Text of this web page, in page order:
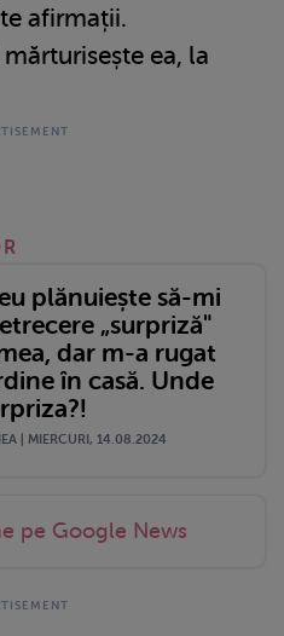
afirmații.
mărturisește ea, la
plănuiește să-mi
„surpriză"
dar m-a rugat
în casă. Unde
| MIERCURI, 14.08.2024
pe Google News